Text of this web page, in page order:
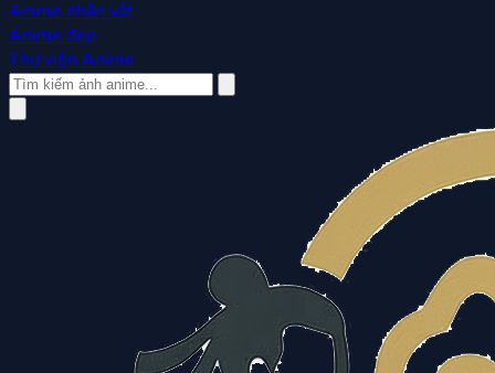
Anime nhân vật
Anime đẹp
Thư viện Anime